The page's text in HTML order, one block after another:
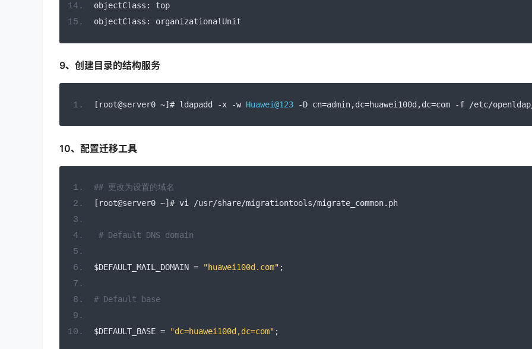
objectClass :
top
objectClass : organizationalUnit
9、创建目录的结构服务
[ root@server0 ~]# ldapadd -x -w Huawei@123 -D cn=admin,dc=huawei100d ,dc=com -f /etc/openldap
10、配置迁移工具
## 更改为设置的域名
[ root@server0 ~]# vi /usr/share/migrationtools/migrate_common. ph
# Default DNS domain
$DEFAULT_MAIL_DOMAIN = "huawei100d.com" ;
# Default base
$DEFAULT_BASE = "dc=huawei100d,dc=com" ;